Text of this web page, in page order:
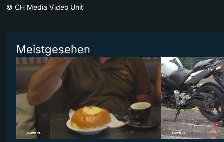
© CH Media Video Unit
Meistgesehen